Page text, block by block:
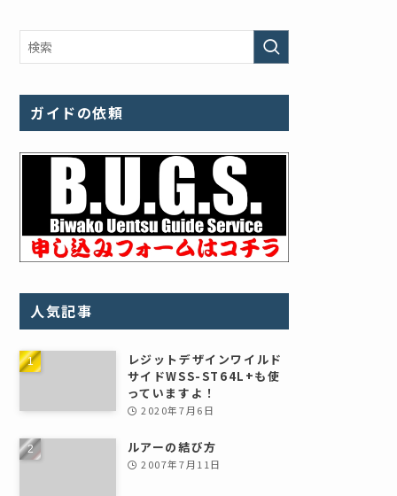
ガイドの依頼
人気記事
レジットデザインワイルド
サイドWSS-ST64L+も使
っていますよ！
2020年7月6日
ルアーの結び方
2007年7月11日